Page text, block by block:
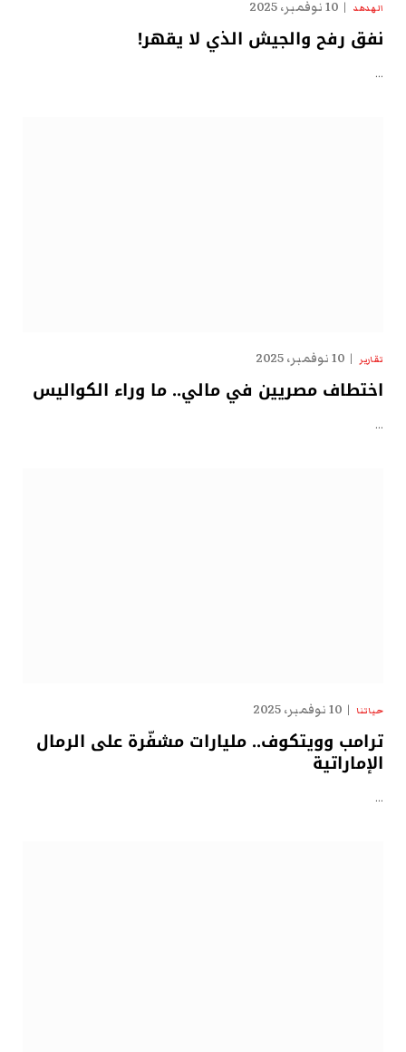
الهدهد 10 نوفمبر، 2025
نفق رفح والجيش الذي لا يقهر!
…
تقارير 10 نوفمبر، 2025
اختطاف مصريين في مالي.. ما وراء الكواليس
…
حياتنا 10 نوفمبر، 2025
ترامب وويتكوف.. مليارات مشفّرة على الرمال
الإماراتية
…